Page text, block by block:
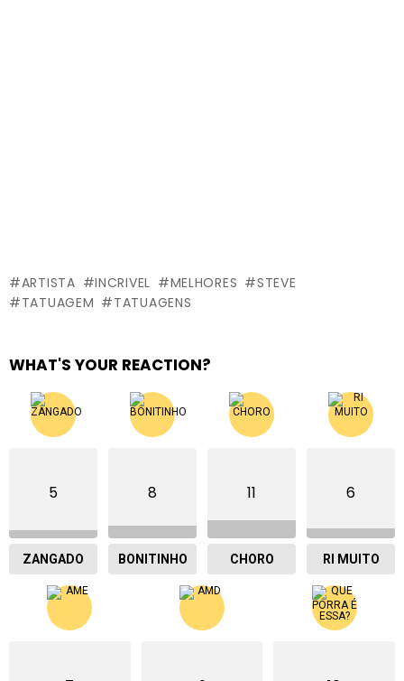
ARTISTA INCRIVEL MELHORES
STEVE
TATUAGEM
TATUAGENS
WHAT'S YOUR REACTION?
5
ZANGADO
8
BONITINHO
11
CHORO
6
RI MUITO